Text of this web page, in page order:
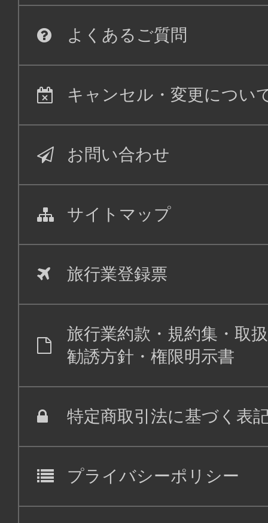
よくあるご質問
キャンセル・変更につい
お問い合わせ
サイトマップ
旅行業登録票
旅行業約款・規約集・取
勧誘方針・権限明示書
特定商取引法に基づく表
プライバシーポリシー